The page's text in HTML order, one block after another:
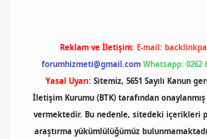
Reklam ve İletişim: E-mail:
forumhizmeti@gmail.com Whatsapp: 0262
Yasal Uyarı: Sitemiz, 5651 Sayılı Kanun
İletişim Kurumu (BTK) tarafından
vermektedir. Bu nedenle, sitedeki içerikleri
araştırma yükümlülüğümüz